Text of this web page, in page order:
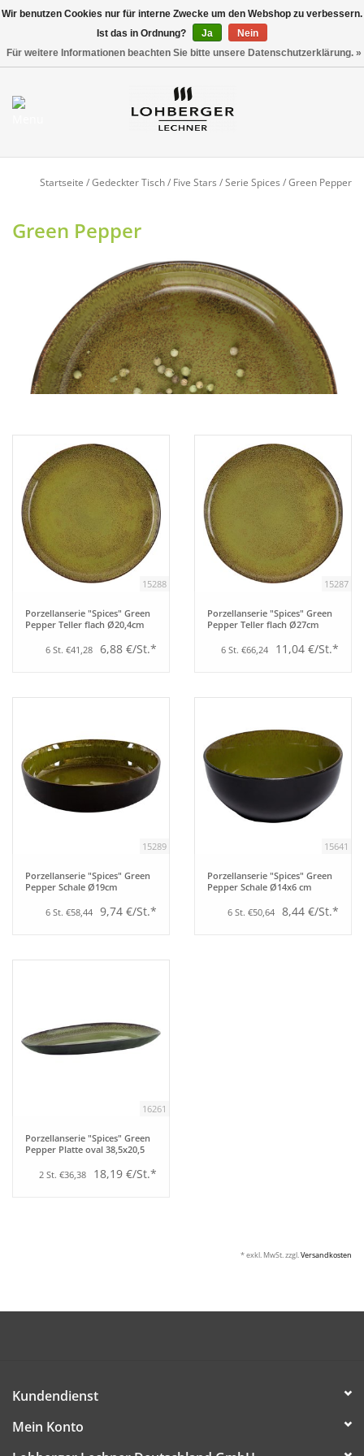
Mein Konto / Kundenkonto
Startseite
NEU
Fingerfood
Tafeln
Einrichtung
Berufsbekleidung
Küche
Startseite /Gedeckter Tisch/ Five Stars /Serie Spices /Green Pepper
Green Pepper
15288
Porzellanserie "Spices" Green
Pepper Teller flach Ø20,4cm
6 St. €41,28 6,88 €/St.*
15287
Porzellanserie "Spices" Green
Pepper Teller flach Ø27cm
6 St. €66,24 11,04 €/St.*
15289
Porzellanserie "Spices" Green
Pepper Schale Ø19cm
6 St. €58,44 9,74 €/St.*
15641
Porzellanserie "Spices" Green
Pepper Schale Ø14x6 cm
6 St. €50,64 8,44 €/St.*
16261
Porzellanserie "Spices" Green
Pepper Platte oval 38,5x20,5
2 St. €36,38 18,19 €/St.*
* exkl. MwSt. zzgl.Versandkosten
Kundendienst
Mein Konto
Wir benutzen Cookies nur für interne Zwecke um den Webshop zu verbessern.
Ist das in Ordnung?
Ja
Nein
Für weitere Informationen beachten Sie bitte unsere Datenschutzerklärung. »